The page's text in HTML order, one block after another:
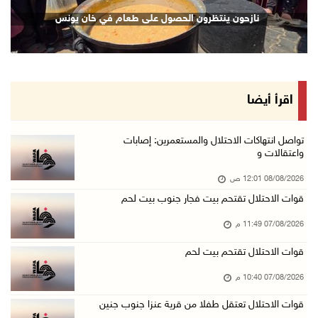
قوات الاحتلال تغلق مداخل يعبد جنوب غرب جنين
07/آب/2026 10:15 م
الاحتلال يعيق تنقل المواطنين ويقتحم بلدات شرق ...
إصابة مواطنين في اعتداء للمستعمرين في بيت دجن
نادي الأسير: تجديد أمرَ منع زيارات الأسرى إجر ...
مستعمرون يهاجمون قرية أبو نجيم ويصيبون مواطني ...
07/آب/2026 08:08 م
مستعمرون يهاجمون مساكن المواطنين في خربة الحم ...
07/آب/2026 07:09 م
بعد تجديد منع زيارات المعتقلين: أبو الحمص يدع ...
نازحون ينتظرون الحصول على طعام في خان يونس
اقرأ أيضا
تواصل انتهاكات الاحتلال والمستعمرين: إصابات
واعتقالات و
08/08/2026 12:01 ص
قوات الاحتلال تقتحم بيت فجار جنوب بيت لحم
07/08/2026 11:49 م
قوات الاحتلال تقتحم بيت لحم
07/08/2026 10:40 م
قوات الاحتلال تعتقل طفلا من قرية عنزا جنوب جنين